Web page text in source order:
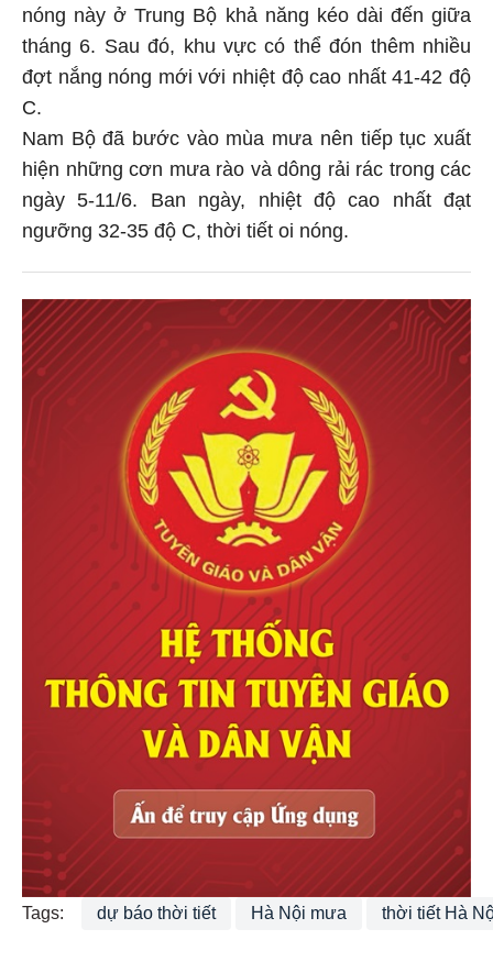
nóng này ở Trung Bộ khả năng kéo dài đến giữa
tháng 6. Sau đó, khu vực có thể đón thêm nhiều
đợt nắng nóng mới với nhiệt độ cao nhất 41-42 độ
C.
Nam Bộ đã bước vào mùa mưa nên tiếp tục xuất
hiện những cơn mưa rào và dông rải rác trong các
ngày 5-11/6. Ban ngày, nhiệt độ cao nhất đạt
ngưỡng 32-35 độ C, thời tiết oi nóng.
Tags: dự báo thời tiết Hà Nội mưa thời tiết Hà